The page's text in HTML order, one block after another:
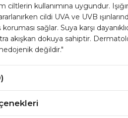
ciltlerin kullanımına uygundur.
cildi UVA ve UVB
sağlar. Suya karşı
akışkan dokuya sahiptir.
değildir."